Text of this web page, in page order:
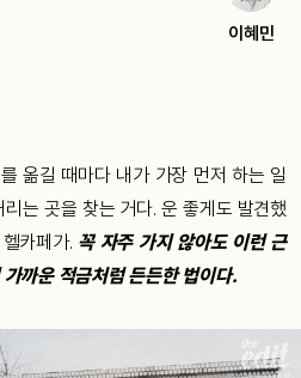
이혜민
옮길 때마다 내가 가장 먼저 하는 일
는 곳을 찾는 거다. 운 좋게도 발견했
카페가. 꼭 자주 가지 않아도 이런 근
까운 적금처럼 든든한 법이다.